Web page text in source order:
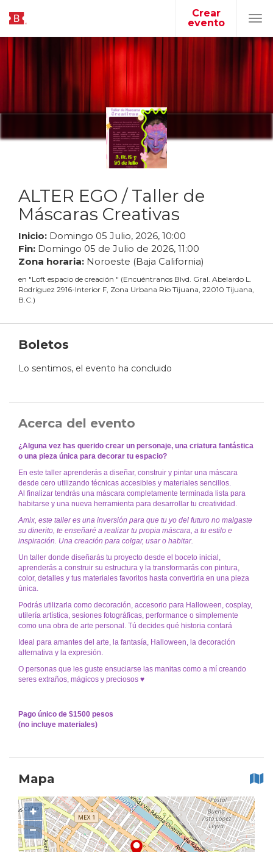
Crear
evento
ALTER EGO / Taller de
Máscaras Creativas ️
Inicio: Domingo 05 Julio, 2026, 10:00
Fin: Domingo 05 de Julio de 2026, 11:00
Zona horaria: Noroeste (Baja California)
en "Loft espacio de creación " (Encuéntranos Blvd. Gral. Abelardo L.
Rodríguez 2916-Interior F, Zona Urbana Rio Tijuana, 22010 Tijuana,
B.C.)
Boletos
Lo sentimos, el evento ha concluido
Acerca del evento
¿Alguna vez has querido crear un personaje, una criatura fantástica
o una pieza única para decorar tu espacio?
En este taller aprenderás a diseñar, construir y pintar una máscara
desde cero utilizando técnicas accesibles y materiales sencillos.
Al finalizar tendrás una máscara completamente terminada lista para
habitarse y una nueva herramienta para desarrollar tu creatividad.
Amix, este taller es una inversión para que tu yo del futuro no malgaste
su dinerito, te enseñaré a realizar tu propia máscara, a tu estilo e
inspiración. Una creación para colgar, usar o habitar.
Un taller donde diseñarás tu proyecto desde el boceto inicial,
aprenderás a construir su estructura y la transformarás con pintura,
color, detalles y tus materiales favoritos hasta convertirla en una pieza
única.
Podrás utilizarla como decoración, accesorio para Halloween, cosplay,
utilería artística, sesiones fotográficas, performance o simplemente
como una obra de arte personal. Tú decides qué historia contará
Ideal para amantes del arte, la fantasía, Halloween, la decoración
alternativa y la expresión.
O personas que les guste ensuciarse las manitas como a mí creando
seres extraños, mágicos y preciosos ♥
Pago único de $1500 pesos
(no incluye materiales)
Mapa
+
−